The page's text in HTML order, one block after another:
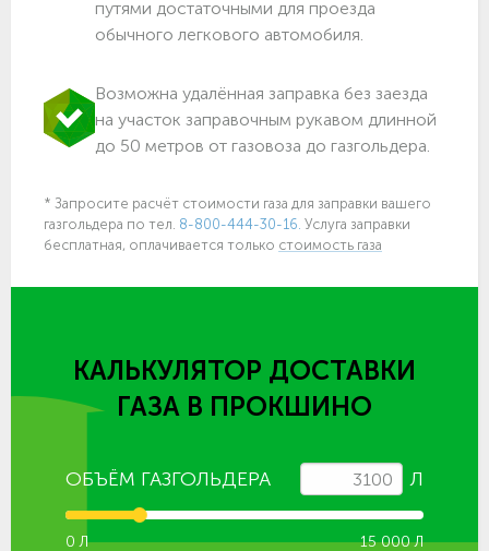
путями достаточными для проезда
обычного легкового автомобиля.
Возможна удалённая заправка без заезда
на участок заправочным рукавом длинной
до 50 метров от газовоза до газгольдера.
* Запросите расчёт стоимости газа для заправки вашего
газгольдера по тел. 8-800-444-30-16. Услуга заправки
бесплатная, оплачивается только стоимость газа
КАЛЬКУЛЯТОР ДОСТАВКИ
ГАЗА В ПРОКШИНО
ОБЪЁМ ГАЗГОЛЬДЕРА Л
0 Л 15 000 Л